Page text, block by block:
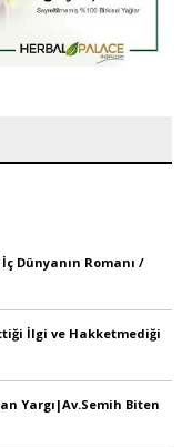
Dünyanın Romanı /
İlgi ve Hakketmediği
Yargı|Av.Semih Biten